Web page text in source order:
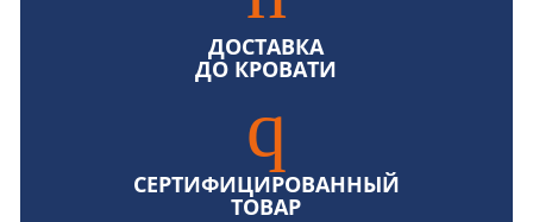
ДОСТАВКА
ДО КРОВАТИ
СЕРТИФИЦИРОВАННЫЙ
ТОВАР